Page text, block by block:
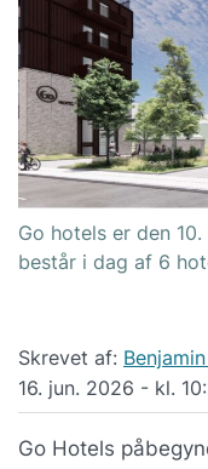
Go hotels er den
består i dag af 6
Skrevet af:
16. jun. 2026 - kl.
Go Hotels